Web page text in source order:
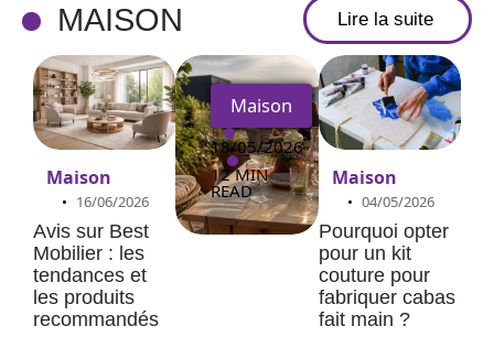
MAISON Lire la suite
Maison
16/06/2026
Avis sur Best
Mobilier : les
tendances et
les produits
recommandés
Maison
18/05/2026
12 MIN
READ
Maison
04/05/2026
Pourquoi opter
pour un kit
couture pour
fabriquer cabas
fait main ?